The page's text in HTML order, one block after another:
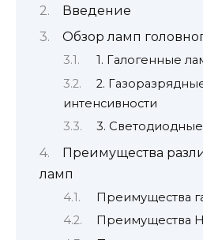
Введение
Обзор ламп
1. Галогенные
2.
интенсивности
3.
Преимущества
ламп
Преимущества
Преимущества